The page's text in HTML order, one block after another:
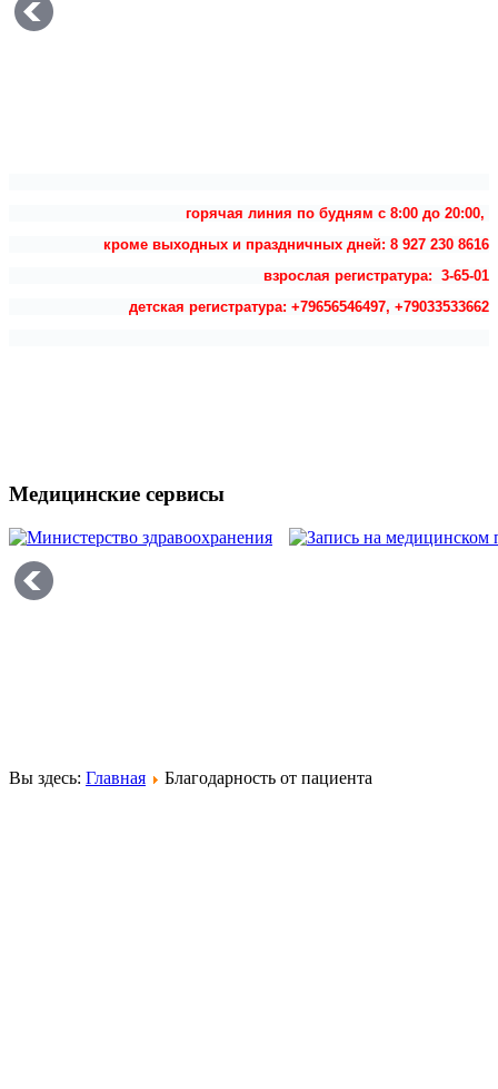
горячая линия по будням с 8:00 до 20:00,
кроме выходных и праздничных дней: 8 927 230 8616
взрослая регистратура: 3-65-01
детская регистратура: +79656546497, +79033533662
Медицинские сервисы
Вы здесь: Главная Благодарность от пациента